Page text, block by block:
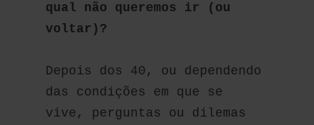
qual não queremos ir (ou
voltar)?
Depois dos 40, ou dependendo
das condições em que se
vive, perguntas ou dilemas